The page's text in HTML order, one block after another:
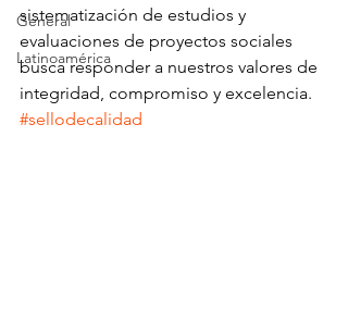
General
Latinoamérica
sistematización de estudios y
evaluaciones de proyectos sociales
busca responder a nuestros valores de
integridad, compromiso y excelencia.
#sellodecalidad